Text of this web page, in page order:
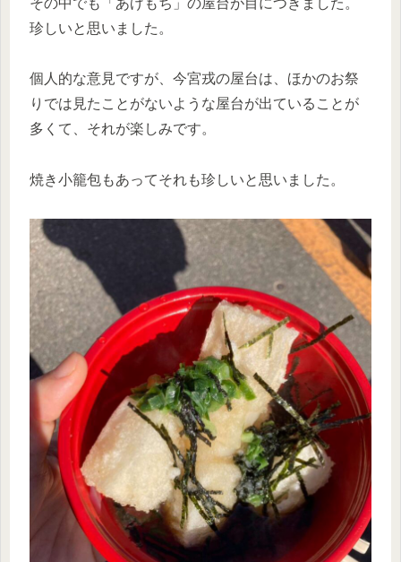
珍しいと思いました。
個人的な意見ですが、今宮戎の屋台は、ほかのお祭
りでは見たことがないような屋台が出ていることが
多くて、それが楽しみです。
焼き小籠包もあってそれも珍しいと思いました。